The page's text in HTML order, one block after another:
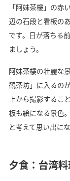
「阿妹茶樓」の赤
辺の石段と看板の
です。日が落ちる
ましょう。
阿妹茶樓の壮麗な
観茶坊」に入るの
上から撮影するこ
板も絵になる景色
と考えて思い出に
夕食：台湾